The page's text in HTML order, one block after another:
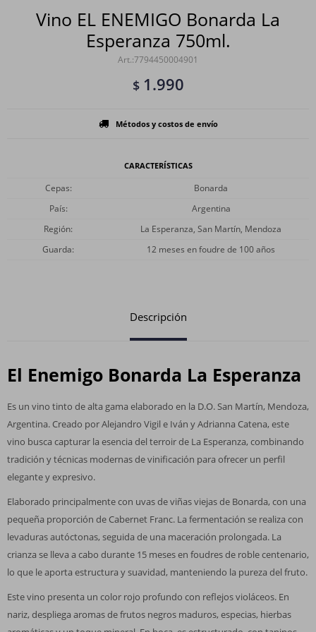
Vino EL ENEMIGO Bonarda La
Esperanza 750ml.
7794450004901
$ 1.990
Métodos y costos de envío
CARACTERÍSTICAS
Cepas
Bonarda
País
Argentina
Región
La Esperanza, San Martín, Mendoza
Guarda
12 meses en foudre de 100 años
Descripción
El Enemigo Bonarda La Esperanza
Es un vino tinto de alta gama elaborado en la D.O. San Martín, Mendoza,
Argentina. Creado por Alejandro Vigil e Iván y Adrianna Catena, este
vino busca capturar la esencia del terroir de La Esperanza, combinando
tradición y técnicas modernas de vinificación para ofrecer un perfil
elegante y expresivo.
Elaborado principalmente con uvas de viñas viejas de Bonarda, con una
pequeña proporción de Cabernet Franc. La fermentación se realiza con
levaduras autóctonas, seguida de una maceración prolongada. La
crianza se lleva a cabo durante 15 meses en foudres de roble centenario,
lo que le aporta estructura y suavidad, manteniendo la pureza del fruto.
Este vino presenta un color rojo profundo con reflejos violáceos. En
nariz, despliega aromas de frutos negros maduros, especias, hierbas